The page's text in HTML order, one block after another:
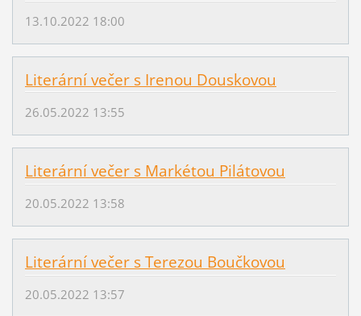
13.10.2022 18:00
Literární večer s Irenou Douskovou
26.05.2022 13:55
Literární večer s Markétou Pilátovou
20.05.2022 13:58
Literární večer s Terezou Boučkovou
20.05.2022 13:57